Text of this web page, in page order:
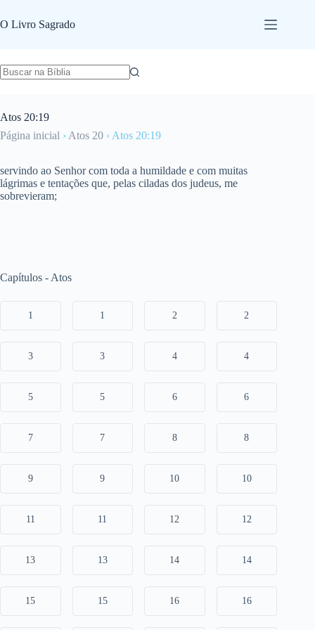
para
o
O Livro Sagrado
Atos 20:19
Página inicial › Atos 20 › Atos 20:19
servindo ao Senhor com toda a humildade e com muitas
lágrimas e tentações que, pelas ciladas dos judeus, me
sobrevieram;
Capítulos - Atos
1 1 2 2
3 3 4 4
5 5 6 6
7 7 8 8
9 9 10 10
11 11 12 12
13 13 14 14
15 15 16 16